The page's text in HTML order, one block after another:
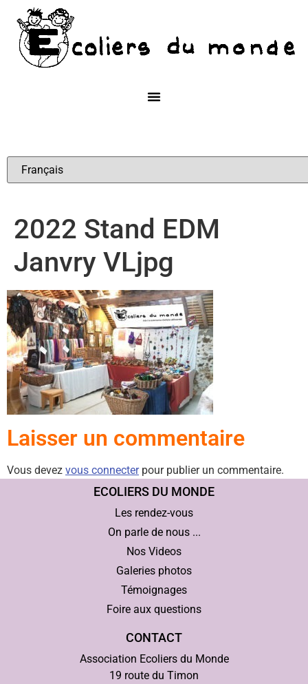
2022 Stand EDM
Janvry VLjpg
Laisser un commentaire
Vous devez vous connecterpour publier un commentaire.
ECOLIERS DU MONDE
Les rendez-vous
On parle de nous ...
Nos Videos
Galeries photos
Témoignages
Foire aux questions
CONTACT
Association Ecoliers du Monde
19 route du Timon